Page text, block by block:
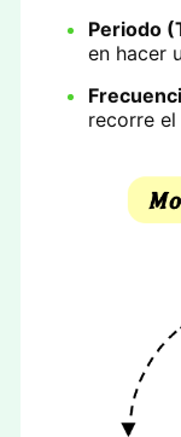
Periodo
en hacer
recorre